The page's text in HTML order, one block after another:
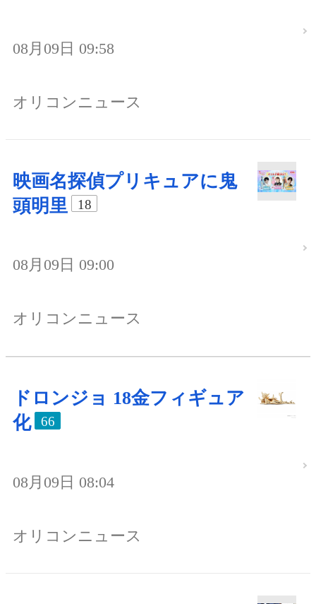
08月09日 09:58
オリコンニュース
映画名探偵プリキュアに鬼
頭明里
18
08月09日 09:00
オリコンニュース
ドロンジョ 18金フィギュア
化
66
08月09日 08:04
オリコンニュース